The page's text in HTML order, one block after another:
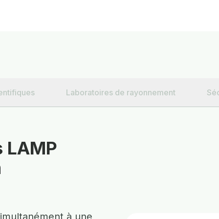
Laboratoires de rayonnement
LAMP
à une